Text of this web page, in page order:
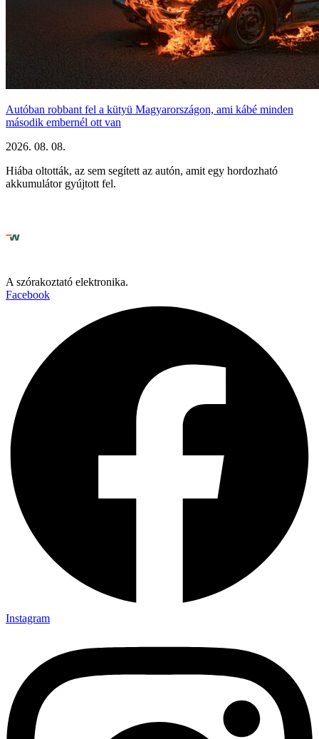
Autóban robbant fel a kütyü Magyarországon, ami kábé minden
második embernél ott van
2026. 08. 08.
Hiába oltották, az sem segített az autón, amit egy hordozható
akkumulátor gyújtott fel.
A szórakoztató elektronika.
Facebook
Instagram